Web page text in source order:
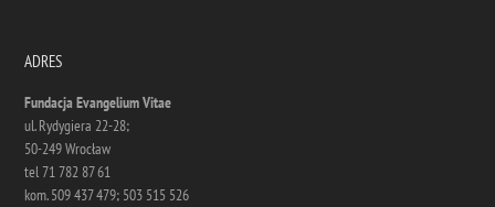
ADRES
Fundacja Evangelium Vitae
ul. Rydygiera 22-28;
50-249 Wrocław
tel 71 782 87 61
kom. 509 437 479; 503 515 526